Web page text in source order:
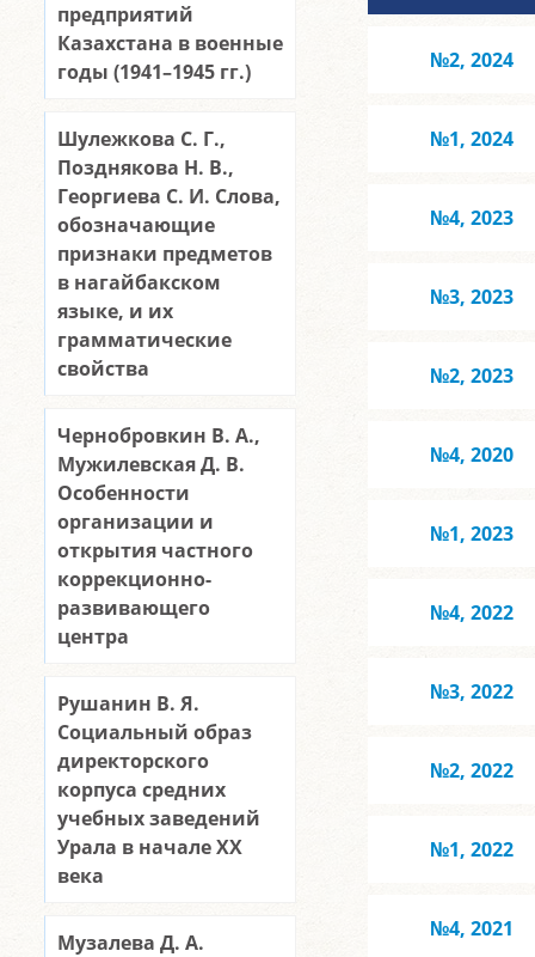
предприятий
Казахстана в военные
годы (1941–1945 гг.)
Шулежкова С. Г.,
Позднякова Н. В.,
Георгиева С. И. Слова,
обозначающие
признаки предметов
в нагайбакском
языке, и их
грамматические
свойства
Чернобровкин В. А.,
Мужилевская Д. В.
Особенности
организации и
открытия частного
коррекционно-
развивающего
центра
Рушанин В. Я.
Социальный образ
директорского
корпуса средних
учебных заведений
Урала в начале XX
века
Музалева Д. А.
№2, 2024
№1, 2024
№4, 2023
№3, 2023
№2, 2023
№4, 2020
№1, 2023
№4, 2022
№3, 2022
№2, 2022
№1, 2022
№4, 2021